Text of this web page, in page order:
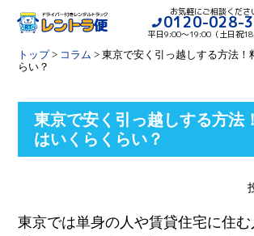
お気軽にご相談くださ
0120-028-
平日9:00〜19:00（土日祝
トップ> コラム > 東京で安く引っ越しする方法！
らい？
東京で安く引っ越しする方法
はいくらくらい？
東京では単身の人や賃貸住宅に住む